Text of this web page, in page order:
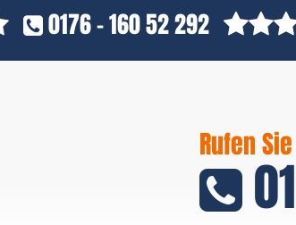
0176 - 160 52 292
Rufen